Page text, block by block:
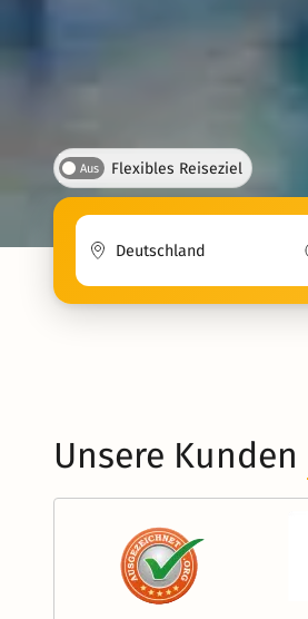
Aus Flexibles Reiseziel
Unsere Kunden